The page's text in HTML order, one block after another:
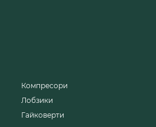
Компресори
Лобзики
Гайковерти